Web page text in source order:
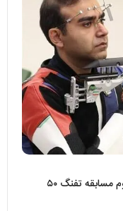
ملی‌پوش تیراندازی کشورمان به مرحله دوم مسابقه تفنگ ۵۰